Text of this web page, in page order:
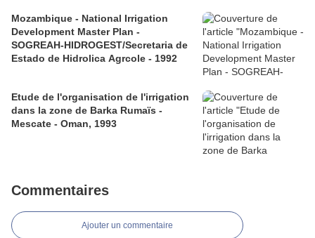
Mozambique - National Irrigation
Development Master Plan -
SOGREAH-HIDROGEST/Secretaria de
Estado de Hidrolica Agrcole - 1992
Etude de l'organisation de l'irrigation
dans la zone de Barka Rumaïs -
Mescate - Oman, 1993
Commentaires
Ajouter un commentaire